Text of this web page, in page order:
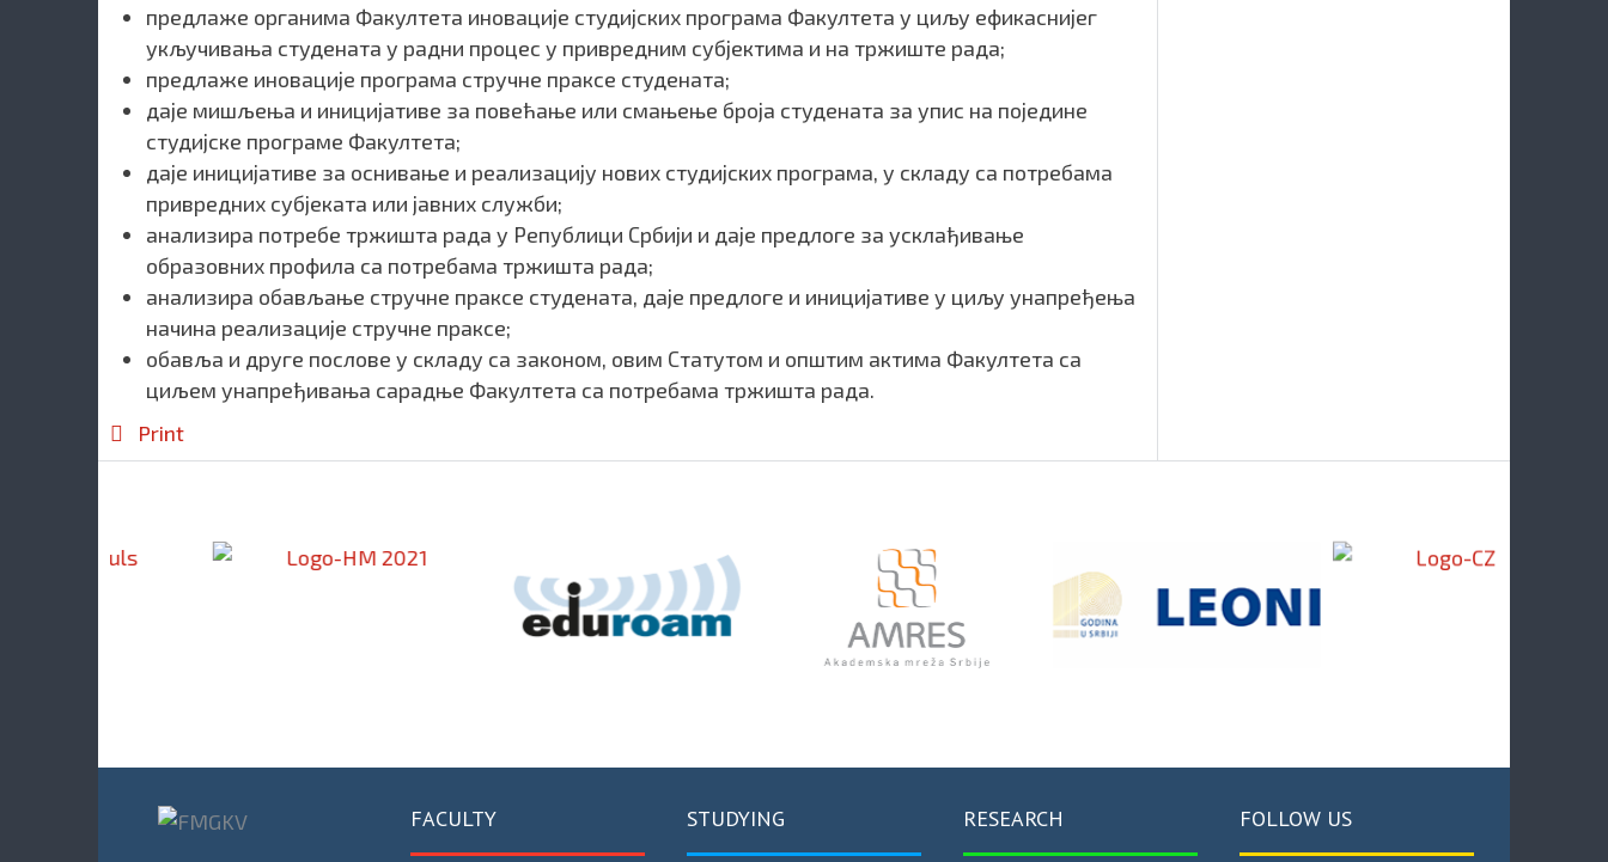
предлаже органима Факултета иновације студијских програма Факултета у циљу ефикаснијег
укључивања студената у радни процес у привредним субјектима и на тржиште рада;
предлаже иновације програма стручне праксе студената;
даје мишљења и иницијативе за повећање или смањење броја студената за упис на поједине
студијске програме Факултета;
даје иницијативе за оснивање и реализацију нових студијских програма, у складу са потребама
привредних субјеката или јавних служби;
анализира потребе тржишта рада у Републици Србији и даје предлоге за усклађивање
образовних профила са потребама тржишта рада;
анализира обављање стручне праксе студената, даје предлоге и иницијативе у циљу унапређења
начина реализације стручне праксе;
обавља и друге послове у складу са законом, овим Статутом и општим актима Факултета са
циљем унапређивања сарадње Факултета са потребама тржишта рада.
Print
FACULTY STUDYING RESEARCH FOLLOW US